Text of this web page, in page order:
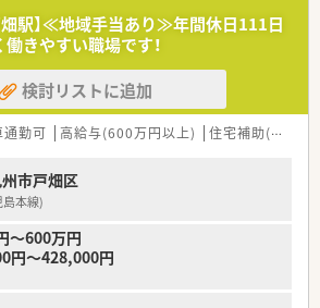
ミナーやスポーツイベントを実施するなど、地
に積極的に取り組んでいます。
と調剤部門の分業がしっかりと確立されてお
専念できる体制が整っています。
気】
人ホワイト500に5年連続で認定されており、
得実績が豊富であり、復帰後も小学校1年生ま
用できるため安心の環境です。
の方も多く在籍しており、調剤部門の離職率は7
常に低く定着率が抜群です。
をしています】
ピッキングサポートシステムなど、最新の調剤
畑駅】≪地域手当あり≫年間休日111日
きやすい職場です！
検討リストに追加
通勤可 高給与(600万円以上) 住宅補助(手当)あり
市戸畑区
本線)
～600万円
円～428,000円